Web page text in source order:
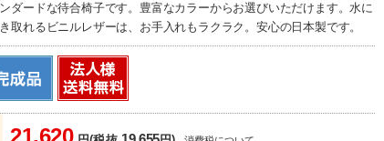
ダードな待合椅子です。豊富なカラーからお選びいただけます。水に
取れるビニルレザーは、お手入れもラクラク。安心の日本製です。